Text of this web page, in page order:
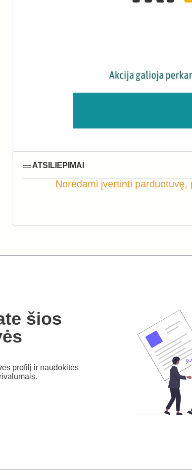
ATSILIEPIMAI
Norėdami įvertinti
šios
profilį ir naudokitės